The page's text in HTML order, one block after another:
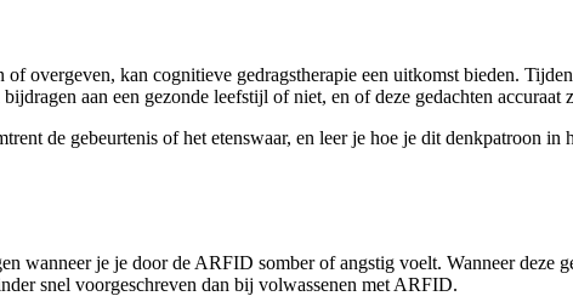
overgeven, kan cognitieve gedragstherapie een uitkomst bieden.
aan een gezonde leefstijl of niet, en of deze gedachten accuraat
de gebeurtenis of het etenswaar, en leer je hoe je dit denkpatroon in
wanneer je je door de ARFID somber of angstig voelt. Wanneer deze
snel voorgeschreven dan bij volwassenen met ARFID.